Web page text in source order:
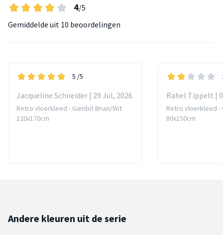
4/5
Gemiddelde uit 10 beoordelingen
5 /5
Jacqueline Schneider | 29 Jul, 2026
Retro vloerkleed - Gambit Bruin/Wit
120x170cm
Rahel Tippelt |
Retro vloerkleed -
80x150cm
Andere kleuren uit de serie